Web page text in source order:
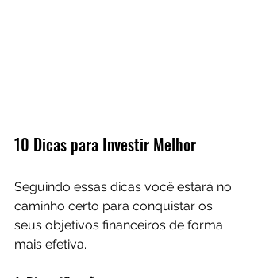
10 Dicas para Investir Melhor
Seguindo essas dicas você estará no
caminho certo para conquistar os
seus objetivos financeiros de forma
mais efetiva.